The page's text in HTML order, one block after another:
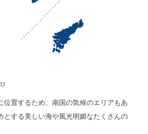
位置するため、南国の気候のエリアもあ
とする美しい海や風光明媚なたくさんの